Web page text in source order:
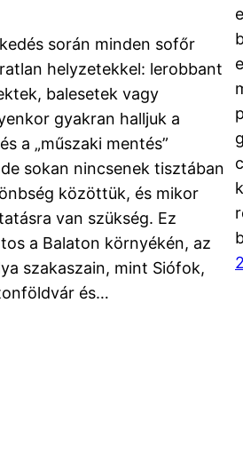
során minden sofőr
helyzetekkel: lerobbant
balesetek vagy
gyakran halljuk a
a „műszaki mentés”
sokan nincsenek tisztában
közöttük, és mikor
van szükség. Ez
a Balaton környékén, az
szakaszain, mint Siófok,
és…